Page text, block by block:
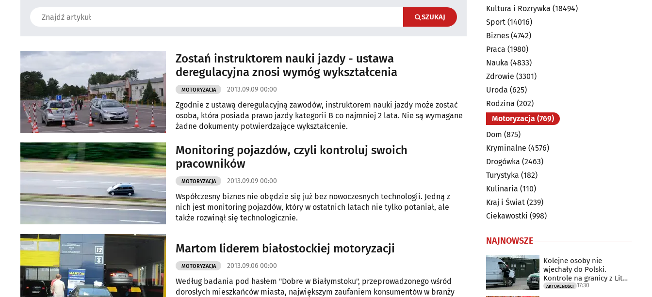
SZUKAJ
Zostań instruktorem nauki jazdy - ustawa
deregulacyjna znosi wymóg wykształcenia
MOTORYZACJA 2013.09.09 00:00
Zgodnie z ustawą deregulacyjną zawodów, instruktorem nauki jazdy może zostać
osoba, która posiada prawo jazdy kategorii B co najmniej 2 lata. Nie są wymagane
żadne dokumenty potwierdzające wykształcenie.
Monitoring pojazdów, czyli kontroluj swoich
pracowników
MOTORYZACJA 2013.09.09 00:00
Współczesny biznes nie obędzie się już bez nowoczesnych technologii. Jedną z
nich jest monitoring pojazdów, który w ostatnich latach nie tylko potaniał, ale
także rozwinął się technologicznie.
Martom liderem białostockiej motoryzacji
MOTORYZACJA 2013.09.06 00:00
Według badania pod hasłem "Dobre w Białymstoku", przeprowadzonego wśród
dorosłych mieszkańców miasta, największym zaufaniem konsumentów w branży
Kultura i Rozrywka (18494)
Sport (14016)
Biznes (4742)
Praca (1980)
Nauka (4833)
Zdrowie (3301)
Uroda (625)
Rodzina (202)
Motoryzacja (769)
Dom (875)
Kryminalne (4576)
Drogówka (2463)
Turystyka (182)
Kulinaria (110)
Kraj i Świat (239)
Ciekawostki (998)
NAJNOWSZE
Kolejne osoby nie
wjechały do Polski.
Kontrole na granicy z Litwą
trwają
AKTUALNOŚCI 17:30